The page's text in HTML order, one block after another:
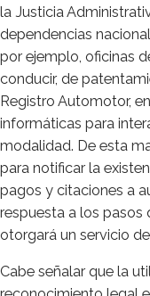
la Justicia
dependencias
por ejemplo, oficinas
conducir, de
Registro Automotor,
informáticas para
modalidad. De esta
para notificar la
pagos y citaciones a
respuesta a los pasos
otorgará un servicio
Cabe señalar que la